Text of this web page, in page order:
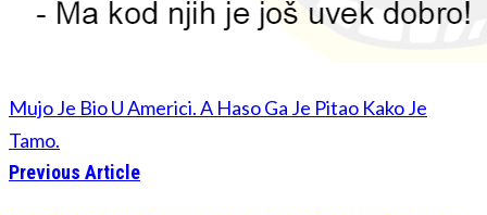
Mujo Je Bio U Americi. A Haso Ga Je Pitao Kako Je
Tamo.
Previous Article